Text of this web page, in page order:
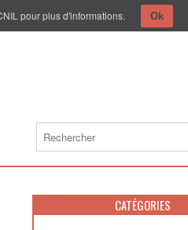
CATÉGORIES
pour plus d'informations. Ok